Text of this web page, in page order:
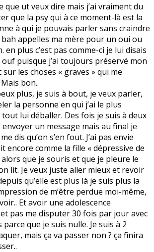
que ut veux dire mais j’ai vraiment du
que la psy qui à ce moment-là est la
à qui je pouvais parler sans craindre
bah appelles ma mère pour un oui ou
en plus c’est pas comme-ci je lui disais
ouf puisque j’ai toujours préservé mon
les choses « graves » qui me
bon..
plus, je suis à bout, je veux parler,
la personne en qui j’ai le plus
lui déballer. Des fois je suis à deux
un message mais au final je
dis qu’on s’en fout. J’ai pas envie
encore comme la fille « dépressive de
que je souris et que je pleure le
lit. Je veux juste aller mieux et revoir
qu’elle est plus là je suis plus la
de m’être perdue moi-même,
Et avoir une adolescence
pas me disputer 30 fois par jour avec
que je suis nulle. Je suis à 2
mais ça va passer non ? ça finira